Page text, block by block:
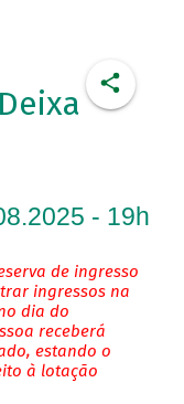
- 19h
de ingresso
ingressos na
dia do
receberá
estando o
à lotação